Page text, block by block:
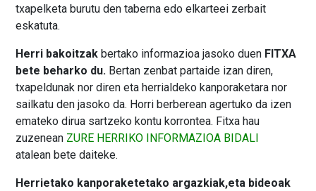
txapelketa burutu den taberna edo elkarteei zerbait
eskatuta.
Herri bakoitzak bertako informazioa jasoko duen FITXA
bete beharko du. Bertan zenbat partaide izan diren,
txapeldunak nor diren eta herrialdeko kanporaketara nor
sailkatu den jasoko da. Horri berberean agertuko da izen
emateko dirua sartzeko kontu korrontea. Fitxa hau
zuzenean ZURE HERRIKO INFORMAZIOA BIDALI
atalean bete daiteke.
Herrietako kanporaketetako argazkiak,eta bideoak